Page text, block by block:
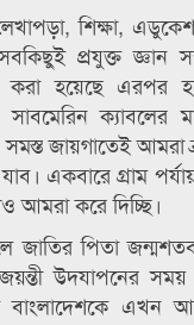
শিক্ষা,
প্রযুক্ত জ্ঞান
করা হয়েছে এরপর
ক্যাবলের
জায়গাতেই আমরা
একবারে গ্রাম পর্যায়
আমরা করে দিচ্ছি।
জাতির পিতা
জয়ন্তী উদযাপনের
বাংলাদেশকে এখন